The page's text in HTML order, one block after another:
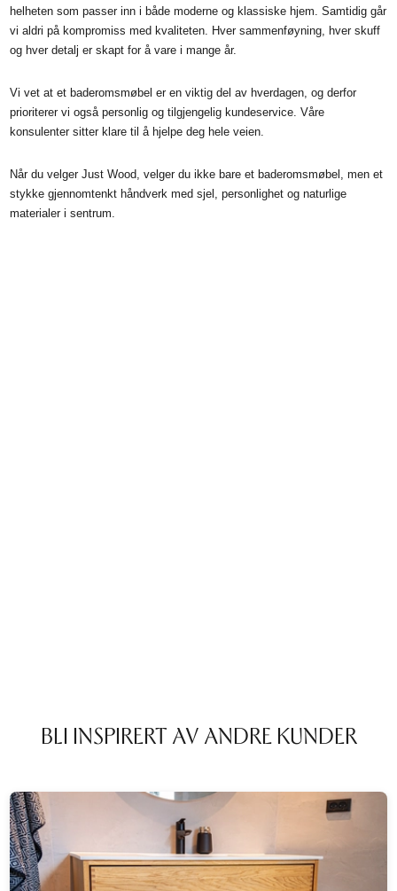
helheten som passer inn i både moderne og klassiske hjem. Samtidig går
vi aldri på kompromiss med kvaliteten. Hver sammenføyning, hver skuff
og hver detalj er skapt for å vare i mange år.
Vi vet at et baderomsmøbel er en viktig del av hverdagen, og derfor
prioriterer vi også personlig og tilgjengelig kundeservice. Våre
konsulenter sitter klare til å hjelpe deg hele veien.
Når du velger Just Wood, velger du ikke bare et baderomsmøbel, men et
stykke gjennomtenkt håndverk med sjel, personlighet og naturlige
materialer i sentrum.
BLI INSPIRERT AV ANDRE KUNDER